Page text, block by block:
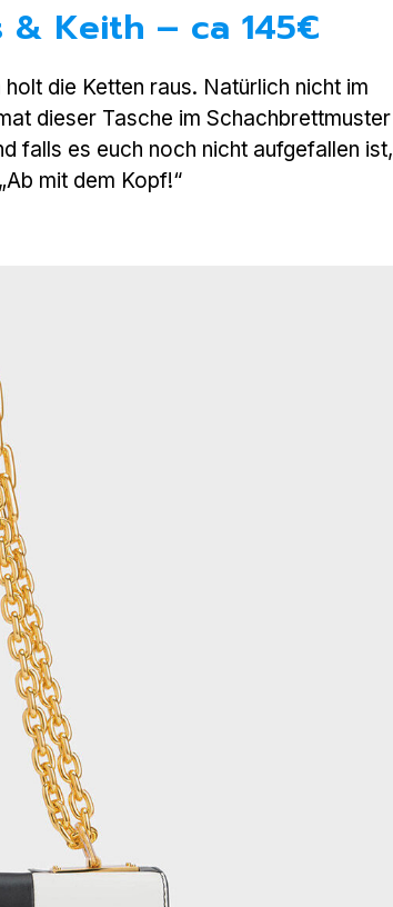
Keith – ca 145€
die Ketten raus. Natürlich nicht im
dieser Tasche im Schachbrettmuster
falls es euch noch nicht aufgefallen ist,
mit dem Kopf!“